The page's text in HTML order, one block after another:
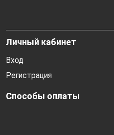
Личный кабинет
Вход
Регистрация
Способы оплаты